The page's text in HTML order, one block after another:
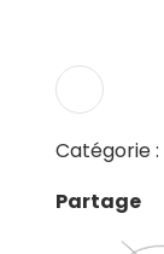
de
conduite
C
Catégorie :
Partage